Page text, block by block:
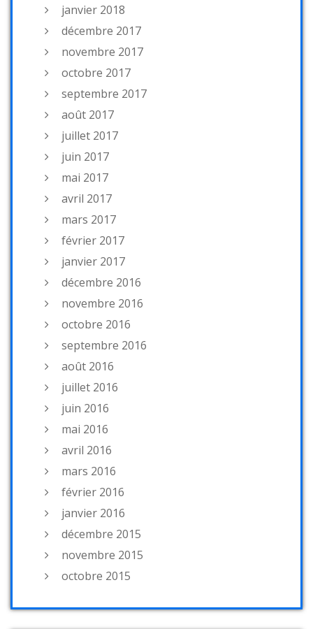
janvier 2018
décembre 2017
novembre 2017
octobre 2017
septembre 2017
août 2017
juillet 2017
juin 2017
mai 2017
avril 2017
mars 2017
février 2017
janvier 2017
décembre 2016
novembre 2016
octobre 2016
septembre 2016
août 2016
juillet 2016
juin 2016
mai 2016
avril 2016
mars 2016
février 2016
janvier 2016
décembre 2015
novembre 2015
octobre 2015